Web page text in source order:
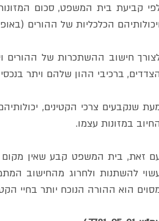
ויכולותיהם הכלכליות של ההורים
הצדדים, ברכיבי ההון שלהם ויתר
החיוב במזונות עצמו.
הוא ההורה הנוכח יותר בחיי